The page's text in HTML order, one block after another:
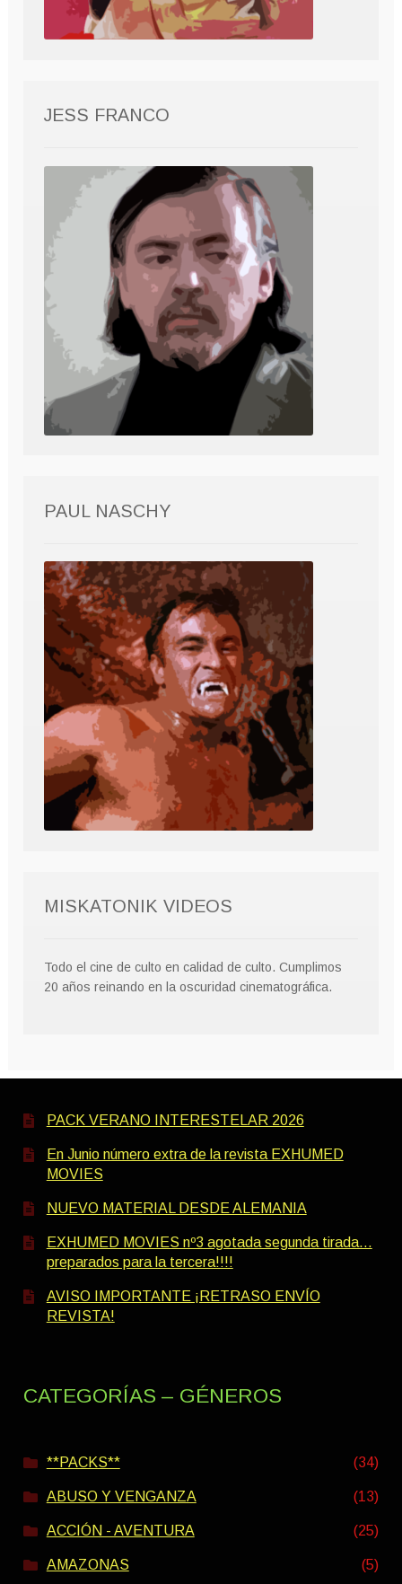
JESS FRANCO
PAUL NASCHY
MISKATONIK VIDEOS
Todo el cine de culto en calidad de culto. Cumplimos
20 años reinando en la oscuridad cinematográfica.
PACK VERANO INTERESTELAR 2026
En Junio número extra de la revista EXHUMED
MOVIES
NUEVO MATERIAL DESDE ALEMANIA
EXHUMED MOVIES nº3 agotada segunda tirada…
preparados para la tercera!!!!
AVISO IMPORTANTE ¡RETRASO ENVÍO
REVISTA!
CATEGORÍAS – GÉNEROS
**PACKS** (34)
ABUSO Y VENGANZA (13)
ACCIÓN - AVENTURA (25)
AMAZONAS (5)